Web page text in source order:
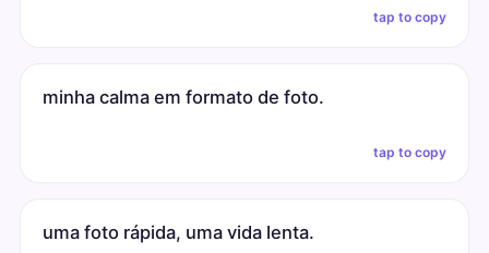
tap to copy
minha calma em formato de foto.
tap to copy
uma foto rápida, uma vida lenta.